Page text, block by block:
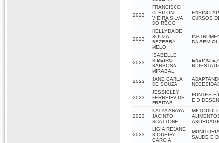
2023
FRANCISCO
CLEITON
VIEIRA SILVA
DO RÊGO
ENSINO-
CURSOS
2023
HELLYDA DE
SOUZA
BEZERRA
MELO
DA
2023
ISABELLE
RIBEIRO
BARBOSA
MIRABAL
ENSINO E
2023
JANE CARLA
DE SOUZA
2023
JESSICLEY
FERREIRA DE
FREITAS
FONTES
E O
2023
KATYA ANAYA
JACINTO
SCATTONE
2023
LIGIA REJANE
SIQUEIRA
GARCIA
SAÚDE E